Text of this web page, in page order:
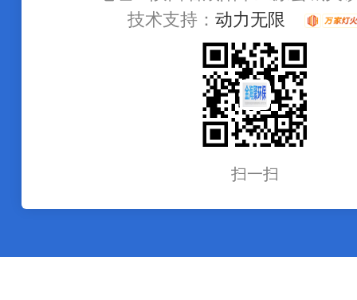
技术支持： 动力无限
扫一扫